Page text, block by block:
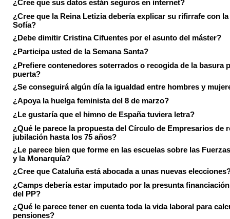
¿Cree que sus datos están seguros en internet?
¿Cree que la Reina Letizia debería explicar su rifirrafe con la
Sofía?
¿Debe dimitir Cristina Cifuentes por el asunto del máster?
¿Participa usted de la Semana Santa?
¿Prefiere contenedores soterrados o recogida de la basura
puerta?
¿Se conseguirá algún día la igualdad entre hombres y
¿Apoya la huelga feminista del 8 de marzo?
¿Le gustaría que el himno de España tuviera letra?
¿Qué le parece la propuesta del Círculo de Empresarios de
jubilación hasta los 75 años?
¿Le parece bien que forme en las escuelas sobre las
y la Monarquía?
¿Cree que Cataluña está abocada a unas nuevas
¿Camps debería estar imputado por la presunta
del PP?
¿Qué le parece tener en cuenta toda la vida laboral para
pensiones?